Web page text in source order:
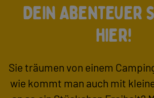
Dein
hier!
Sie träumen von einem
wie kommt man auch mit